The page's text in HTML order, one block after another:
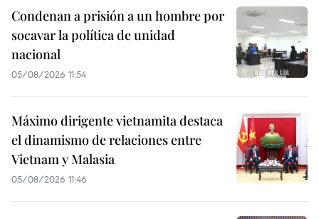
Condenan a prisión a un hombre por
socavar la política de unidad
nacional
05/08/2026 11:54
Máximo dirigente vietnamita destaca
el dinamismo de relaciones entre
Vietnam y Malasia
05/08/2026 11:46